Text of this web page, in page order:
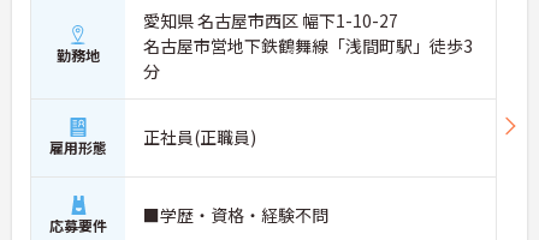
勤務地
愛知県 名古屋市西区 幅下1-10-27
名古屋市営地下鉄鶴舞線「浅間町駅」徒歩3
分
雇用形態 正社員(正職員)
応募要件 ■学歴・資格・経験不問